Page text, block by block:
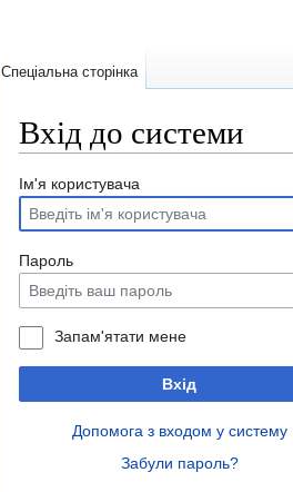
Вхід до системи
Перейти
до
навігації
Перейти
до
пошуку
Ім'я користувача
Пароль
Запам'ятати мене
Вхід
Допомога з входом у систему
Забули пароль?
Спеціальна сторінка